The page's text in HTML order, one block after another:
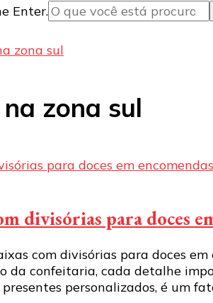
Enter.
zona sul
zona sul
divisórias para doces
com divisórias para doces
da confeitaria, cada detalhe
personalizados, é um